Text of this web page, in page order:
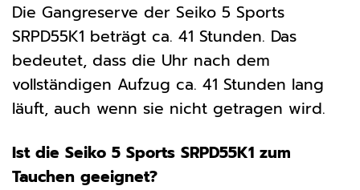
Die Gangreserve der Seiko 5 Sports
SRPD55K1 beträgt ca. 41 Stunden. Das
bedeutet, dass die Uhr nach dem
vollständigen Aufzug ca. 41 Stunden lang
läuft, auch wenn sie nicht getragen wird.
Ist die Seiko 5 Sports SRPD55K1 zum
Tauchen geeignet?